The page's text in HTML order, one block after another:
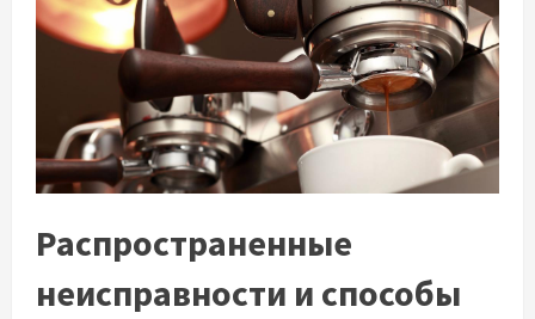
Распространенные
неисправности и способы